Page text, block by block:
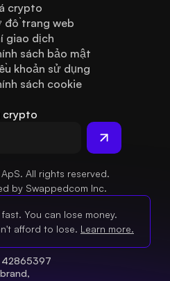
crypto
đồ trang web
giao dịch
sách bảo mật
khoản sử dụng
sách cookie
crypto
All rights reserved.
by Swappedcom Inc.
You can lose money.
afford to lose. Learn more.
42865397